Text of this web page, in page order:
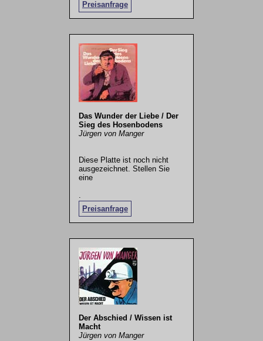
Preisanfrage
Das Wunder der Liebe / Der
Sieg des Hosenbodens
Jürgen von Manger
Diese Platte ist noch nicht
ausgezeichnet. Stellen Sie
eine
Preisanfrage
Der Abschied / Wissen ist
Macht
Jürgen von Manger